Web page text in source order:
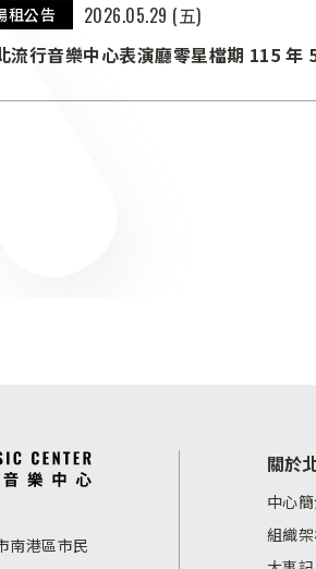
租公告
2026.05.29 (五)
流行音樂中心表演廳零星檔期 115 年
南港區市民
關於
中心
組織